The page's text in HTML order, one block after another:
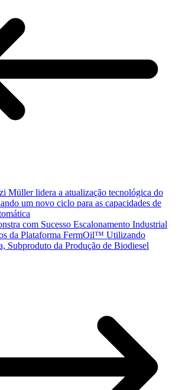
Müller lidera a atualização tecnológica do
um novo ciclo para as capacidades de
com Sucesso Escalonamento Industrial
da Plataforma FermOil™ Utilizando
Subproduto da Produção de Biodiesel